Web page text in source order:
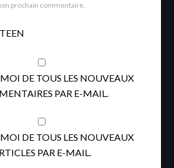
prochain commentaire.
DE TOUS LES NOUVEAUX
PAR E-MAIL.
DE TOUS LES NOUVEAUX
PAR E-MAIL.